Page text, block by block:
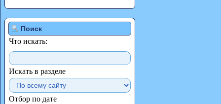
Поиск
Что искать:
Искать в разделе
Отбор по дате